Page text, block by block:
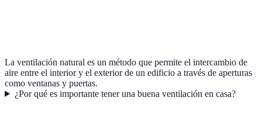
La ventilación natural es un método que permite el intercambio de
aire entre el interior y el exterior de un edificio a través de aperturas
como ventanas y puertas.
¿Por qué es importante tener una buena ventilación en casa?